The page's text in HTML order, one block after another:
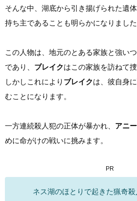
そんな中、湖底から引き揚げられた遺
持ち主であることも明らかになりました
この人物は、地元のとある家族と強い
であり、 ブレイクはこの家族を訪ねて
しかしこれにより ブレイクは、彼自身に
むことになります。
一方連続殺人犯の正体が暴かれ、 アニー
めに命がけの戦いに挑みます。
PR
ネス湖のほとりで起きた猟奇殺